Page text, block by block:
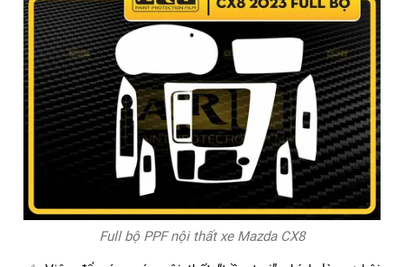
Full bộ PPF nội thất xe Mazda CX8